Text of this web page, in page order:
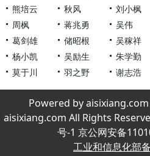
熊培云
秋风 刘小枫
周枫
蒋兆勇 吴伟
葛剑雄
储昭根 吴稼祥
杨小凯
吴励生 朱学勤
莫于川
羽之野 谢志浩
Powered by
aisixiang.com All Rights
号-1 京公网安备
工业和信息化部